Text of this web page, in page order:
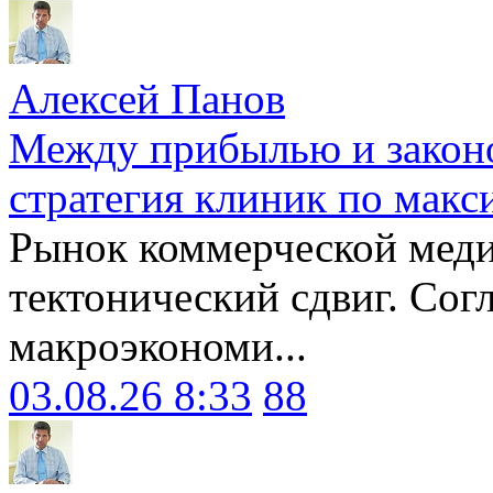
Алексей Панов
Между прибылью и
стратегия клиник по
Рынок коммерческой
тектонический сдвиг.
макроэкономи...
03.08.26 8:33 88